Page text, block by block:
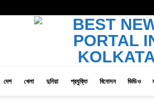
দেশ খেলা দুনিয়া প্রযুক্তি বিনোদন ভিডিও